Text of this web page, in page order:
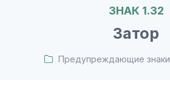
ЗНАК 1.32
Затор
Предупреждающие знаки